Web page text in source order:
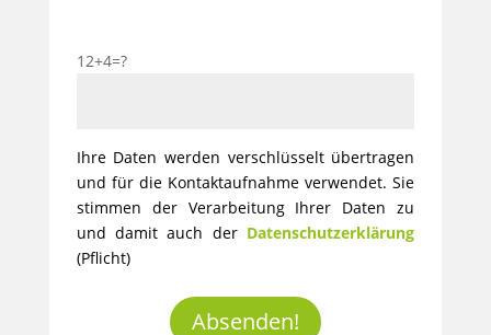
12+4=?
Ihre Daten werden verschlüsselt übertragen
und für die Kontaktaufnahme verwendet. Sie
stimmen der Verarbeitung Ihrer Daten zu
und damit auch der Datenschutzerklärung
(Pflicht)